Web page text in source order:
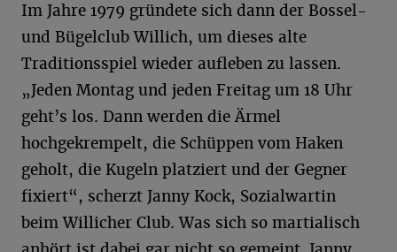
Im Jahre 1979 gründete sich dann der Bossel-
und Bügelclub Willich, um dieses alte
Traditionsspiel wieder aufleben zu lassen.
„Jeden Montag und jeden Freitag um 18 Uhr
geht’s los. Dann werden die Ärmel
hochgekrempelt, die Schüppen vom Haken
geholt, die Kugeln platziert und der Gegner
fixiert“, scherzt Janny Kock, Sozialwartin
beim Willicher Club. Was sich so martialisch